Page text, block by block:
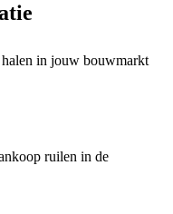
halen in jouw bouwmarkt
ruilen in de